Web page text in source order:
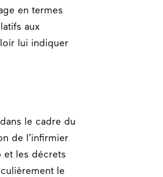
en termes
aux
lui indiquer
le cadre du
de l’infirmier
et les décrets
le